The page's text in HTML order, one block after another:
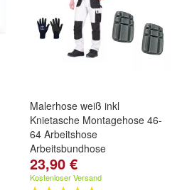
Malerhose weiß inkl
Knietasche Montagehose 46-
64 Arbeitshose
Arbeitsbundhose
23,90 €
Kostenloser Versand